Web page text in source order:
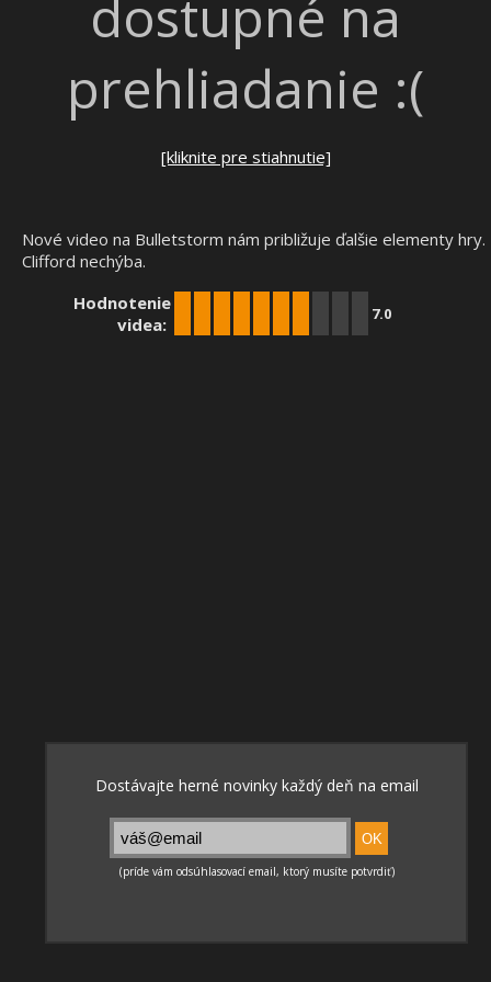
dostupné na
prehliadanie :(
[kliknite pre stiahnutie]
Nové video na Bulletstorm nám približuje ďalšie elementy hry.
Clifford nechýba.
Hodnotenie
videa:
7.0